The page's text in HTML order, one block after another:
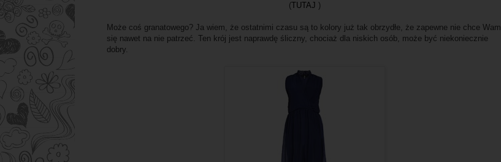
(TUTAJ )
Może coś granatowego? Ja wiem, że ostatnimi czasu są to kolory już tak obrzydłe, że zapewne nie chce Wam
się nawet na nie patrzeć. Ten krój jest naprawdę śliczny, chociaż dla niskich osób, może być niekoniecznie
dobry.